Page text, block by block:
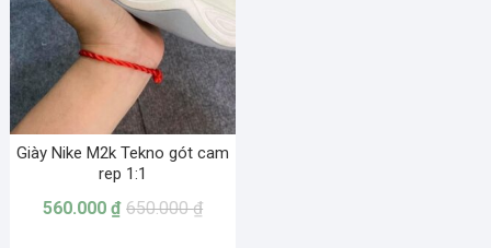
Giày Nike M2k Tekno gót cam
rep 1:1
650.000₫
560.000₫